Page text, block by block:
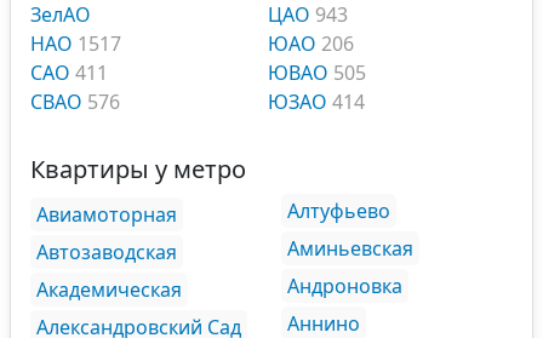
ЗелАО
НАО 1517
САО 411
СВАО 576
ЦАО 943
ЮАО 206
ЮВАО 505
ЮЗАО 414
Квартиры у метро
Авиамоторная
Автозаводская
Академическая
Александровский Сад
Алтуфьево
Аминьевская
Андроновка
Аннино